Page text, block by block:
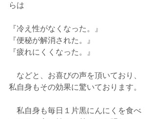
らは
『冷え性がなくなった。』
『便秘が解消された。』
『疲れにくくなった。』
などと、お喜びの声を頂いており、
私自身もその効果に驚いております。
私自身も毎日１片黒にんにくを食べ